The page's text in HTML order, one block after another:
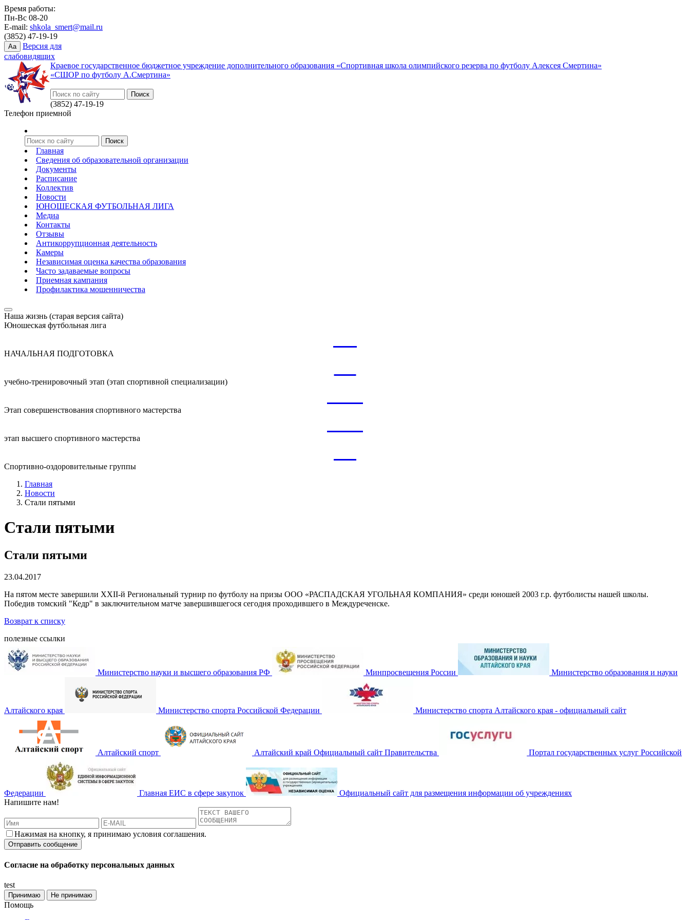
Время работы:
Пн-Вс 08-20
E-mail: shkola_smert@mail.ru
(3852) 47-19-19
Aa
Версия для
слабовидящих
Краевое государственное бюджетное учреждение дополнительного образования «Спортивная школа олимпийского резерва по футболу Алексея Смертина»
«СШОР по футболу А.Смертина»
(3852) 47-19-19
Телефон приемной
Главная
Сведения об образовательной организации
Документы
Расписание
Коллектив
Новости
ЮНОШЕСКАЯ ФУТБОЛЬНАЯ ЛИГА
Медиа
Контакты
Отзывы
Антикоррупционная деятельность
Камеры
Независимая оценка качества образования
Часто задаваемые вопросы
Приемная кампания
Профилактика мошенничества
Наша жизнь (старая версия сайта)
Юношеская футбольная лига
НАЧАЛЬНАЯ ПОДГОТОВКА
учебно-тренировочный этап (этап спортивной специализации)
Этап совершенствования спортивного мастерства
этап высшего спортивного мастерства
Спортивно-оздоровительные группы
Главная
Новости
Стали пятыми
Стали пятыми
Стали пятыми
23.04.2017
На пятом месте завершили XXII-й Региональный турнир по футболу на призы ООО «РАСПАДСКАЯ УГОЛЬНАЯ КОМПАНИЯ» среди юношей 2003 г.р. футболисты нашей школы.
Победив томский "Кедр" в заключительном матче завершившегося сегодня проходившего в Междуреченске.
Возврат к списку
полезные ссылки
Министерство науки и высшего образования РФ Минпросвещения России Министерство образования и науки
Алтайского края Министерство спорта Российской Федерации Министерство спорта Алтайского края - официальный сайт
Алтайский спорт Алтайский край Официальный сайт Правительства Портал государственных услуг Российской
Федерации Главная ЕИС в сфере закупок
Официальный сайт для размещения информации об учреждениях
Напишите нам!
Нажимая на кнопку, я принимаю условия соглашения.
Согласие на обработку персональных данных
test
Принимаю Не принимаю
Помощь